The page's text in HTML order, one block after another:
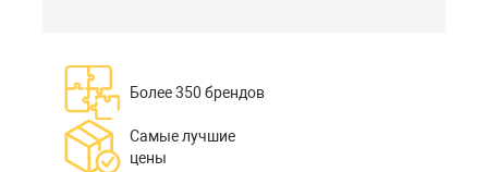
Более 350 брендов
Самые лучшие
цены